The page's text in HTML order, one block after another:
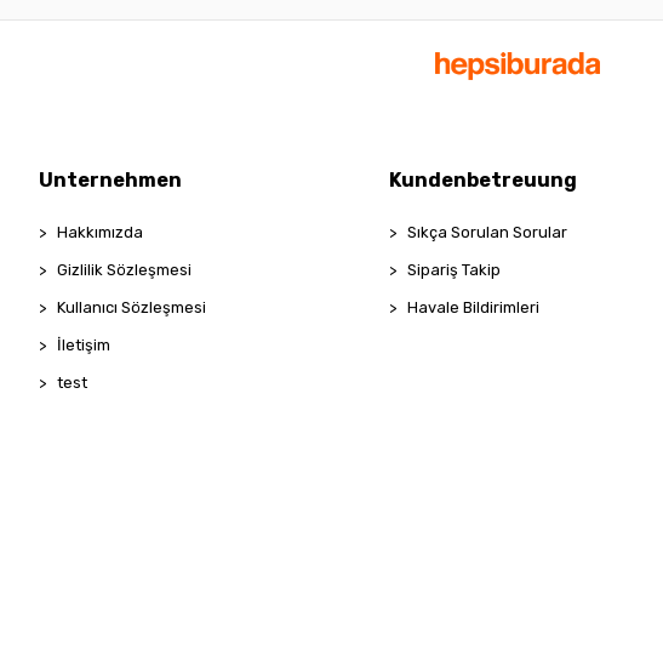
Unternehmen
Hakkımızda
Gizlilik Sözleşmesi
Kullanıcı Sözleşmesi
İletişim
test
Kundenbetreuung
Sıkça Sorulan Sorular
Sipariş Takip
Havale Bildirimleri